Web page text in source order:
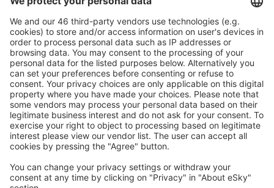
Buchen ohne Sorgen mit einer kostenlosen
Stornierungsoption.
Mehr sparen
Attraktive Preise und Spezialangebote für eingeloggte
Benutzer.
Unterkünfte, die Sie mögen
Wählen Sie aus über 1,3 Millionen Unterkünften: Hotels,
Hütten, Apartments und andere.
Meist gesuchte Unterkünfte von eSky Nutzern